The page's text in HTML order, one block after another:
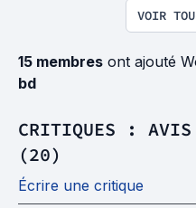
VOIR
15 membres ont ajouté
bd
CRITIQUES : AVIS
(20)
Écrire une critique